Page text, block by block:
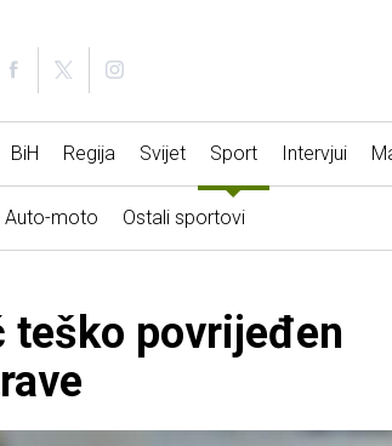
BiH Regija Svijet Sport Intervjui
Auto-moto Ostali sportovi
povrijeđen